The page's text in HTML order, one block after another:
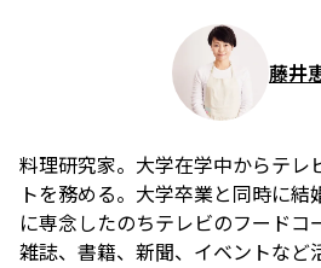
藤井
料理研究家。大学在学中からテレ
トを務める。大学卒業と同時に
に専念したのちテレビのフードコ
雑誌、書籍、新聞、イベントなど